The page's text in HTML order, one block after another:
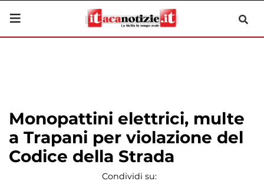
Monopattini elettrici, multe
a Trapani per violazione del
Codice della Strada
Condividi su: